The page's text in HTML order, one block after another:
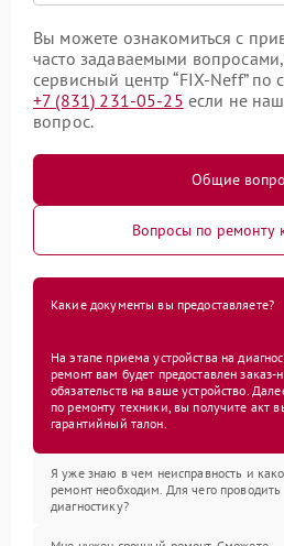
Вы можете ознакомиться с
часто задаваемыми
сервисный центр “FIX-Neff” по
+7 (831) 231-05-25 если не
вопрос.
Общие
Вопросы по ремонту
Какие документы вы предоставляете?
На этапе приема устройства на
ремонт вам будет предоставлен
обязательств на ваше устройство.
по ремонту техники, вы получите акт
гарантийный талон.
Я уже знаю в чем неисправность и
ремонт необходим. Для чего проводить
диагностику?